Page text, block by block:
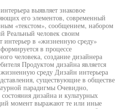
выявляет знаковое
его элементов, современный
«текстом», сообщением, набором
Реальный человек своим
интерьер в «жизненную среду»
в процессе
человека, создание дизайнера
Продуктом дизайна является
среду Дизайн интерьера
существующие в обществе
парадигмы Очевидно,
дизайна и культурных
момент выражают те или иные